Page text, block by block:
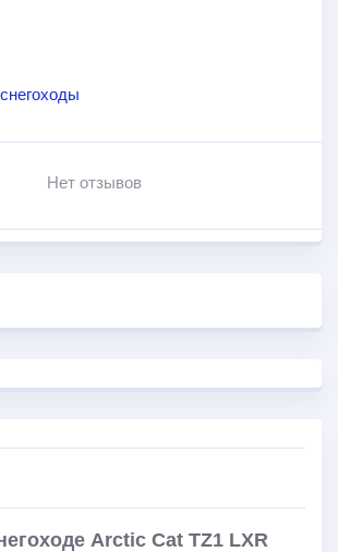
места и сложные погодные условия
Нет отзывов
Arctic Cat TZ1 LXR